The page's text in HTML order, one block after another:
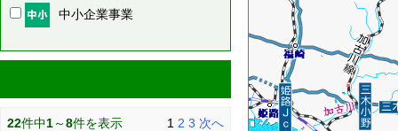
中小企業事業
22件中1～8件を表示 1 2 3 次へ